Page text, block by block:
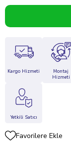
Kargo Hizmeti
Montaj
Hizmeti
Yetkili Satıcı
Favorilere Ekle